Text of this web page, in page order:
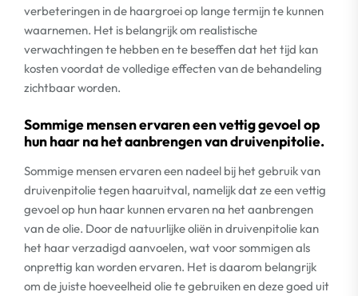
verbeteringen in de haargroei op lange termijn te kunnen
waarnemen. Het is belangrijk om realistische
verwachtingen te hebben en te beseffen dat het tijd kan
kosten voordat de volledige effecten van de behandeling
zichtbaar worden.
Sommige mensen ervaren een vettig gevoel op
hun haar na het aanbrengen van druivenpitolie.
Sommige mensen ervaren een nadeel bij het gebruik van
druivenpitolie tegen haaruitval, namelijk dat ze een vettig
gevoel op hun haar kunnen ervaren na het aanbrengen
van de olie. Door de natuurlijke oliën in druivenpitolie kan
het haar verzadigd aanvoelen, wat voor sommigen als
onprettig kan worden ervaren. Het is daarom belangrijk
om de juiste hoeveelheid olie te gebruiken en deze goed uit